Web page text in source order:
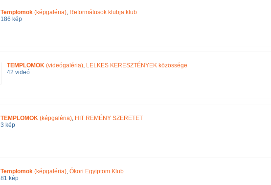
Templomok(képgaléria), Reformátusok klubja klub
186 kép
TEMPLOMOK(videógaléria), LELKES KERESZTÉNYEK közössége
42 videó
TEMPLOMOK(képgaléria), HIT REMÉNY SZERETET
3 kép
Templomok(képgaléria), Ókori Egyiptom Klub
81 kép